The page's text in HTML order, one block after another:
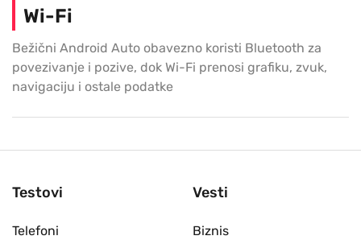
Wi-Fi
Bežični Android Auto obavezno koristi Bluetooth za
povezivanje i pozive, dok Wi-Fi prenosi grafiku, zvuk,
navigaciju i ostale podatke
Testovi
Telefoni
Vesti
Biznis